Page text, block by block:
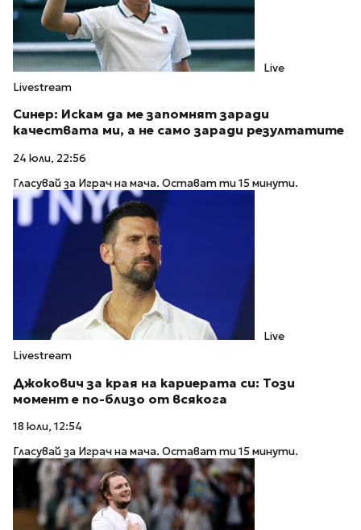
Live
Livestream
Синер: Искам да ме запомнят заради
качествата ми, а не само заради резултатите
24 юли, 22:56
Гласувай за Играч на мача. Остават ти 15 минути.
Live
Livestream
Джокович за края на кариерата си: Този
момент е по-близо от всякога
18 юли, 12:54
Гласувай за Играч на мача. Остават ти 15 минути.